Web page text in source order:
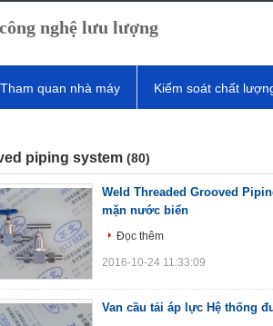
nghệ lưu lượng
Tham quan nhà máy Kiểm soát chất
piping system (80)
Weld Threaded Grooved
mặn nước biển
Đọc thêm
2016-10-24 11:33:09
Van cầu tải áp lực Hệ thống